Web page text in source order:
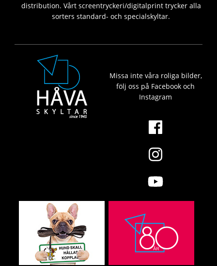
distribution. Vårt screentryckeri/digitalprint trycker alla
sorters standard- och specialskyltar.
Missa inte våra roliga bilder,
följ oss på Facebook och
Instagram